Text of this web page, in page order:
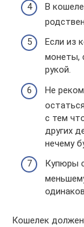
В
Если из
монеты,
рукой.
Не
с тем
других
нечему
Купюры
Кошелек должен